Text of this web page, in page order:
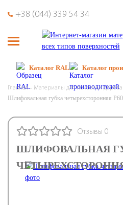
+38 (044) 339 54 34
Каталог RAL Каталог
Главная Материалы для покраски дерева
Шлифовальная губка четырехсторонняя
ШЛИФОВАЛЬНАЯ
Отзывы 0